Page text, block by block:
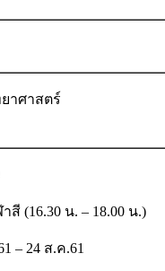
าศาสตร์
(16.30 น. – 18.00 น.)
– 24 ส.ค.61